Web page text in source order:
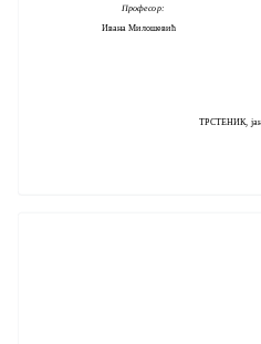
Ивана Милошевић
бр.
ТРСТЕНИК,